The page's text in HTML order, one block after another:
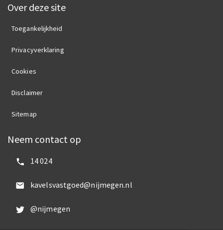
Over deze site
Toegankelijkheid
Privacyverklaring
Cookies
Disclaimer
Sitemap
Neem contact op
Bel ons:
14 024
Mail ons:
kavelsvastgoed@nijmegen.nl
Volg ons op Twitter:
@nijmegen